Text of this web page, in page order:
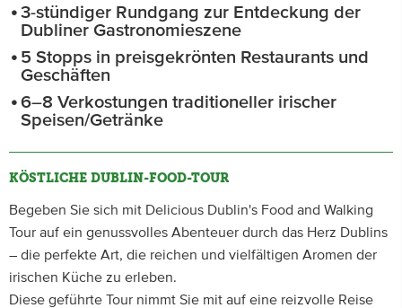
3-stündiger Rundgang zur Entdeckung der
Dubliner Gastronomieszene
5 Stopps in preisgekrönten Restaurants und
Geschäften
6–8 Verkostungen traditioneller irischer
Speisen/Getränke
KÖSTLICHE DUBLIN-FOOD-TOUR
Begeben Sie sich mit Delicious Dublin's Food and Walking
Tour auf ein genussvolles Abenteuer durch das Herz Dublins
– die perfekte Art, die reichen und vielfältigen Aromen der
irischen Küche zu erleben.
Diese geführte Tour nimmt Sie mit auf eine reizvolle Reise